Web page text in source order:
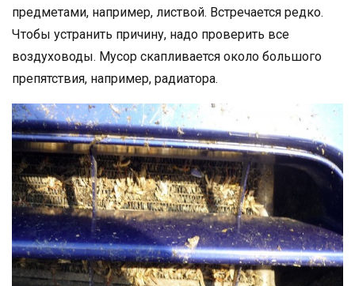
предметами, например, листвой. Встречается редко.
Чтобы устранить причину, надо проверить все
воздуховоды. Мусор скапливается около большого
препятствия, например, радиатора.